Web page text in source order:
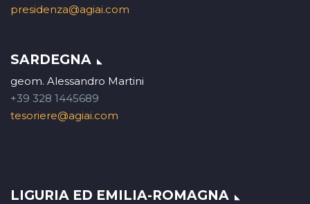
presidenza@agiai.com
SARDEGNA
geom. Alessandro Martini
+39 328 1445689
tesoriere@agiai.com
LIGURIA ED EMILIA-ROMAGNA